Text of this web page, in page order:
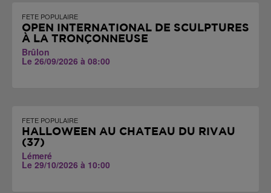
FETE POPULAIRE
OPEN INTERNATIONAL DE SCULPTURES
À LA TRONÇONNEUSE
Brûlon
Le 26/09/2026 à 08:00
FETE POPULAIRE
HALLOWEEN AU CHÂTEAU DU RIVAU
(37)
Lémeré
Le 29/10/2026 à 10:00